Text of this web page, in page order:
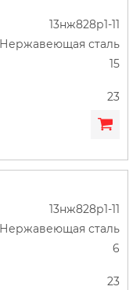
13нж828р1-11
Нержавеющая сталь
15
23
13нж828р1-11
Нержавеющая сталь
6
23